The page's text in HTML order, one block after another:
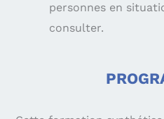
personnes en
consulter.